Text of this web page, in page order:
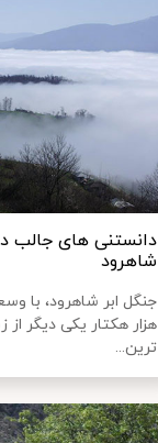
دانستنی های جالب
شاهرود
هزار هکتار یکی ديگر
ترین...